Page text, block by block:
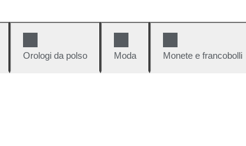
Orologi da polso Moda Monete e francobolli